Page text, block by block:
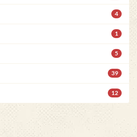
4
1
5
39
12